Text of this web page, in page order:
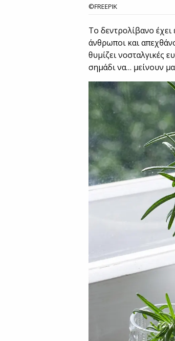
©FREEPIK
Το δεντρολίβανο
άνθρωποι και
θυμίζει νοσταλγικές
σημάδι να… μείνουν